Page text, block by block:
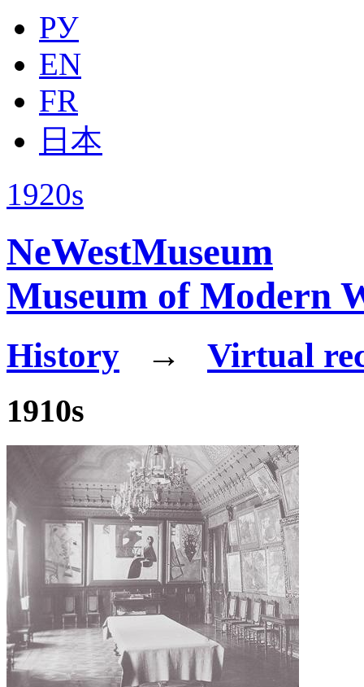
РУ
EN
FR
日本
1920s
NeWestMuseum
Museum of Modern
History → Virtual
1910s